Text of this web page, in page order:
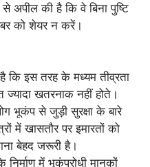
अपील की है कि वे बिना पुष्टि
को शेयर न करें।
कि इस तरह के मध्यम तीव्रता
खतरनाक नहीं होते।
भूकंप से जुड़ी सुरक्षा के बारे
में खासतौर पर इमारतों को
बेहद जरूरी है।
में भूकंपरोधी मानकों